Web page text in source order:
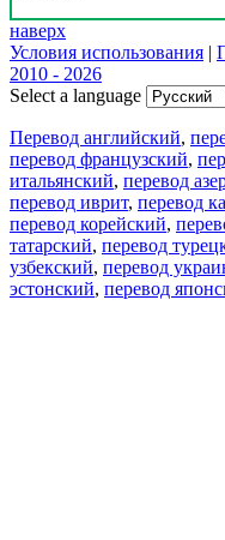
наверх
Условия использования |
2010 - 2026
Select a language
Перевод английский,
перевод французский,
итальянский, перевод
перевод иврит, перевод
перевод корейский,
татарский, перевод
узбекский, перевод
эстонский, перевод